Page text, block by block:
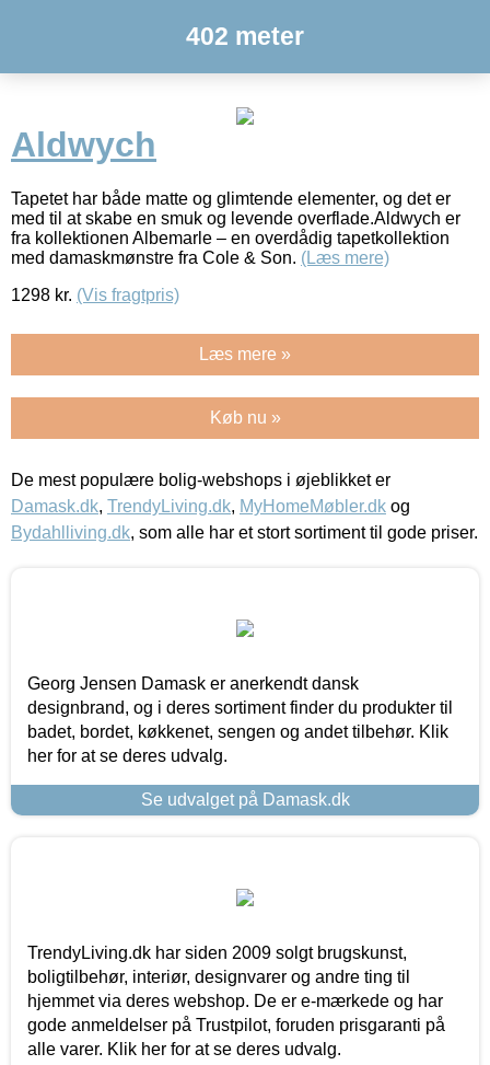
402 meter
Aldwych
Tapetet har både matte og glimtende elementer, og det er
med til at skabe en smuk og levende overflade.Aldwych er
fra kollektionen Albemarle – en overdådig tapetkollektion
med damaskmønstre fra Cole & Son. (Læs mere)
1298 kr. (Vis fragtpris)
Læs mere »
Køb nu »
De mest populære bolig-webshops i øjeblikket er
Damask.dk, TrendyLiving.dk, MyHomeMøbler.dk og
Bydahlliving.dk, som alle har et stort sortiment til gode priser.
Georg Jensen Damask er anerkendt dansk
designbrand, og i deres sortiment finder du produkter til
badet, bordet, køkkenet, sengen og andet tilbehør. Klik
her for at se deres udvalg.
Se udvalget på Damask.dk
TrendyLiving.dk har siden 2009 solgt brugskunst,
boligtilbehør, interiør, designvarer og andre ting til
hjemmet via deres webshop. De er e-mærkede og har
gode anmeldelser på Trustpilot, foruden prisgaranti på
alle varer. Klik her for at se deres udvalg.